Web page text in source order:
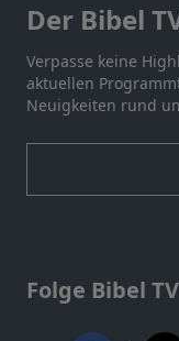
Der Bibel
Verpasse keine
aktuellen
Neuigkeiten rund
Folge Bibel